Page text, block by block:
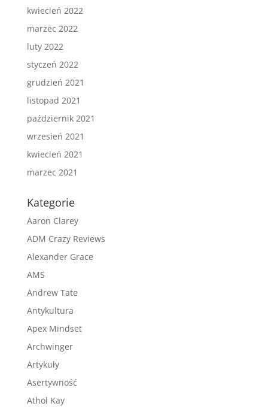
kwiecień 2022
marzec 2022
luty 2022
styczeń 2022
grudzień 2021
listopad 2021
październik 2021
wrzesień 2021
kwiecień 2021
marzec 2021
Kategorie
Aaron Clarey
ADM Crazy Reviews
Alexander Grace
AMS
Andrew Tate
Antykultura
Apex Mindset
Archwinger
Artykuły
Asertywność
Athol Kay